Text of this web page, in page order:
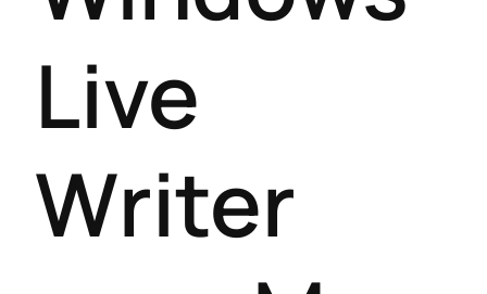
Live
Writer